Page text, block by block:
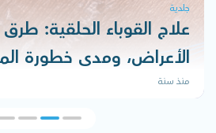
جلدية
علاج القوباء الحلقية: طرق
الأعراض، ومدى خطورة
منذ سنة